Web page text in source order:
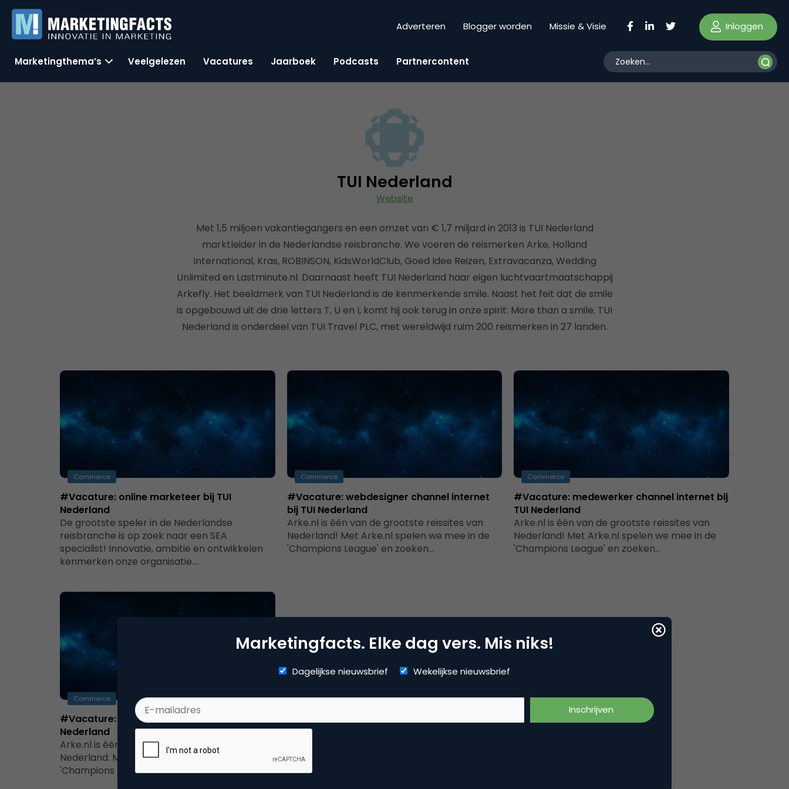
Adverteren Blogger worden Missie & Visie Inloggen
Marketingthema’s Veelgelezen Vacatures Jaarboek Podcasts Partnercontent
TUI Nederland
Website
Met 1,5 miljoen vakantiegangers en een omzet van € 1,7 miljard in 2013 is TUI Nederland
marktleider in de Nederlandse reisbranche. We voeren de reismerken Arke, Holland
International, Kras, ROBINSON, KidsWorldClub, Goed Idee Reizen, Extravacanza, Wedding
Unlimited en Lastminute.nl. Daarnaast heeft TUI Nederland haar eigen luchtvaartmaatschappij
Arkefly. Het beeldmerk van TUI Nederland is de kenmerkende smile. Naast het feit dat de smile
is opgebouwd uit de drie letters T, U en I, komt hij ook terug in onze spirit: More than a smile. TUI
Nederland is onderdeel van TUI Travel PLC, met wereldwijd ruim 200 reismerken in 27 landen.
Commerce
#Vacature: online marketeer bij TUI
Nederland
De grootste speler in de Nederlandse
reisbranche is op zoek naar een SEA
specialist! Innovatie, ambitie en ontwikkelen
kenmerken onze organisatie.…
Commerce
#Vacature: webdesigner channel internet
bij TUI Nederland
Arke.nl is één van de grootste reissites van
Nederland! Met Arke.nl spelen we mee in de
'Champions League' en zoeken…
Commerce
#Vacature: medewerker channel internet bij
TUI Nederland
Arke.nl is één van de grootste reissites van
Nederland! Met Arke.nl spelen we mee in de
'Champions League' en zoeken…
Commerce
#Vacature: (senior) webanalist bij TUI
Nederland
Arke.nl is één van de grootste reissites van
Nederland. Met Arke.nl spelen ze mee in de
'Champions League' en zoeken…
Marketingfacts. Elke dag vers. Mis niks!
Dagelijkse nieuwsbrief Wekelijkse nieuwsbrief